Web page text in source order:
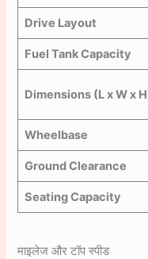
Drive Layout
Fuel Tank Capacity
Dimensions (L x W x
Wheelbase
Ground Clearance
Seating Capacity
माइलेज और टॉप स्पीड